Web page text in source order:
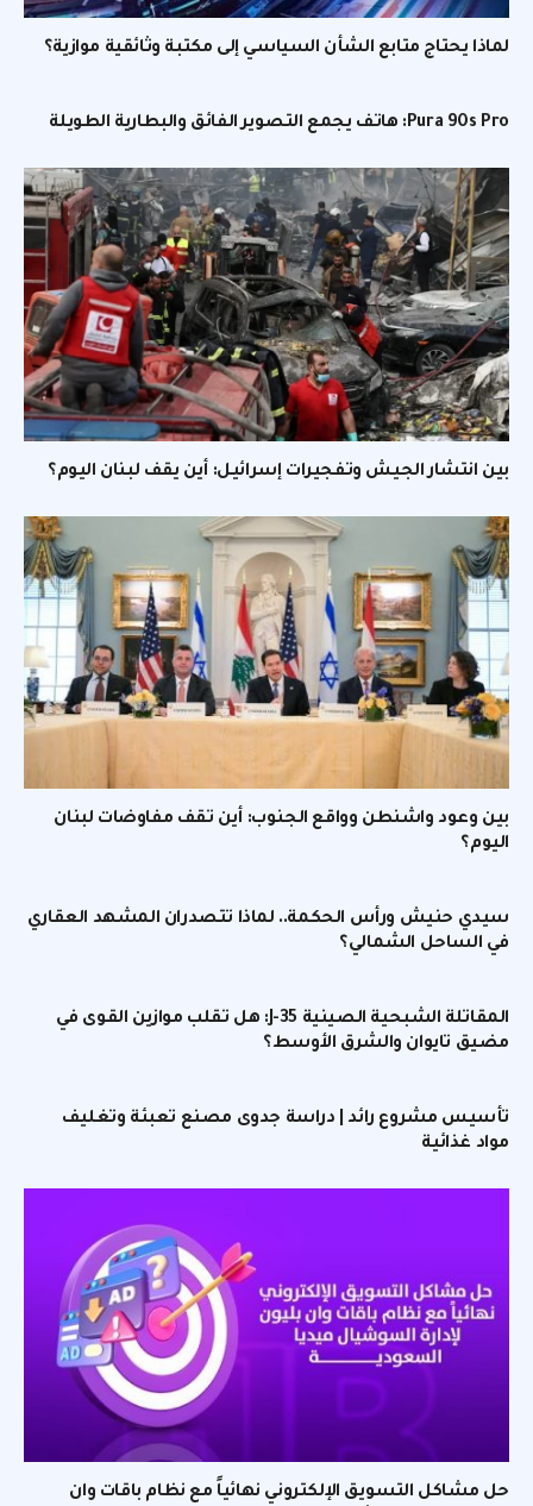
لماذا يحتاج متابع الشأن السياسي إلى مكتبة وثائقية موازية؟
Pura 90s Pro: هاتف يجمع التصوير الفائق والبطارية الطويلة
بين انتشار الجيش وتفجيرات إسرائيل: أين يقف لبنان اليوم؟
بين وعود واشنطن وواقع الجنوب: أين تقف مفاوضات لبنان
اليوم؟
سيدي حنيش ورأس الحكمة.. لماذا تتصدران المشهد العقاري
في الساحل الشمالي؟
المقاتلة الشبحية الصينية J-35: هل تقلب موازين القوى في
مضيق تايوان والشرق الأوسط؟
تأسيس مشروع رائد | دراسة جدوى مصنع تعبئة وتغليف
مواد غذائية
حل مشاكل التسويق الإلكتروني نهائياً مع نظام باقات وان